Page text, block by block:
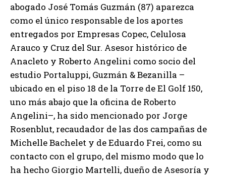
abogado José Tomás Guzmán (87) aparezca
como el único responsable de los aportes
entregados por Empresas Copec, Celulosa
Arauco y Cruz del Sur. Asesor histórico de
Anacleto y Roberto Angelini como socio del
estudio Portaluppi, Guzmán & Bezanilla –
ubicado en el piso 18 de la Torre de El Golf 150,
uno más abajo que la oficina de Roberto
Angelini–, ha sido mencionado por Jorge
Rosenblut, recaudador de las dos campañas de
Michelle Bachelet y de Eduardo Frei, como su
contacto con el grupo, del mismo modo que lo
ha hecho Giorgio Martelli, dueño de Asesoría y